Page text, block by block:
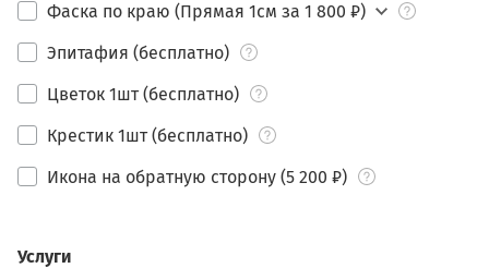
Фаска по краю (Прямая 1см за 1 800 ₽)
Эпитафия (бесплатно)
Цветок 1шт (бесплатно)
Крестик 1шт (бесплатно)
Икона на обратную сторону (5 200 ₽)
Услуги